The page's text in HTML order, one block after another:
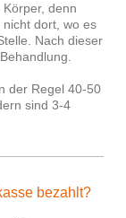
denn
dort, wo es
Nach dieser
der Regel 40-50
sind 3-4
bezahlt?